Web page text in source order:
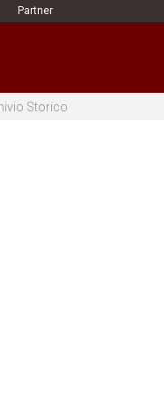
Partner
Storico